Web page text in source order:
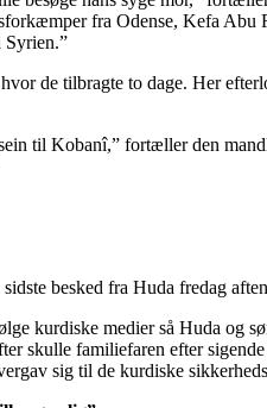
fra Odense, Kefa Abu
de tilbragte to dage. Her
til Kobanî,” fortæller den
besked fra Huda fredag
kurdiske medier så Huda og
skulle familiefaren efter
sig til de kurdiske